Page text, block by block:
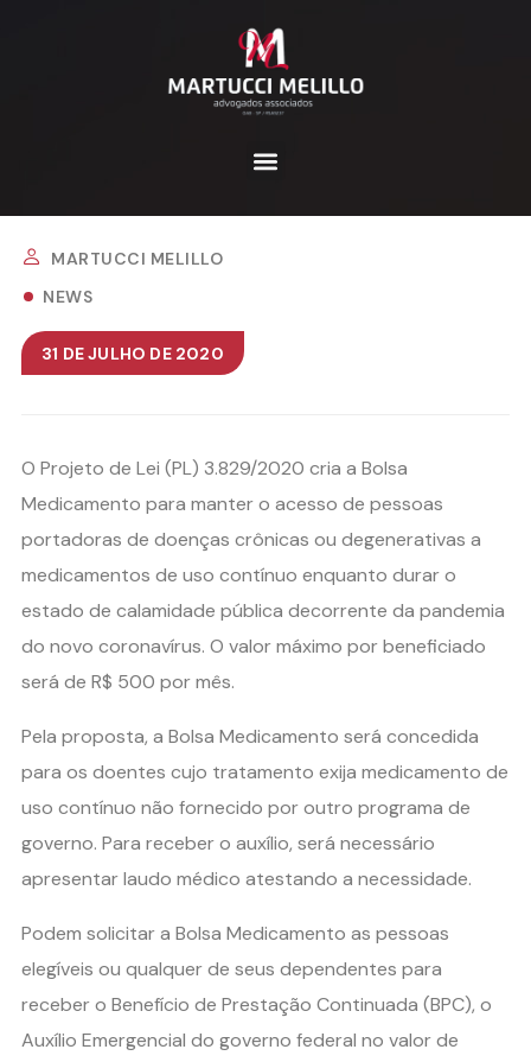
MARTUCCI MELILLO
NEWS
31 DE JULHO DE 2020
O Projeto de Lei (PL) 3.829/2020 cria a Bolsa
Medicamento para manter o acesso de pessoas
portadoras de doenças crônicas ou degenerativas a
medicamentos de uso contínuo enquanto durar o
estado de calamidade pública decorrente da pandemia
do novo coronavírus. O valor máximo por beneficiado
será de R$ 500 por mês.
Pela proposta, a Bolsa Medicamento será concedida
para os doentes cujo tratamento exija medicamento de
uso contínuo não fornecido por outro programa de
governo. Para receber o auxílio, será necessário
apresentar laudo médico atestando a necessidade.
Podem solicitar a Bolsa Medicamento as pessoas
elegíveis ou qualquer de seus dependentes para
receber o Benefício de Prestação Continuada (BPC), o
Auxílio Emergencial do governo federal no valor de